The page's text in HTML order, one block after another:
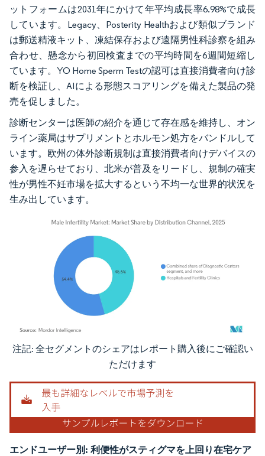
ットフォームは2031年にかけて年平均成長率6.98%で成長
しています。Legacy、Posterity Healthおよび類似ブランド
は郵送精液キット、凍結保存および遠隔男性科診察を組み
合わせ、懸念から初回検査までの平均時間を6週間短縮し
ています。YO Home Sperm Testの認可は直接消費者向け診
断を検証し、AIによる形態スコアリングを備えた製品の発
売を促しました。
診断センターは医師の紹介を通じて存在感を維持し、オン
ライン薬局はサプリメントとホルモン処方をバンドルして
います。欧州の体外診断規制は直接消費者向けデバイスの
参入を遅らせており、北米が普及をリードし、規制の確実
性が男性不妊市場を拡大するという不均一な世界的状況を
生み出しています。
画像 © Mordor Intelligence。再利用にはCC BY 4.0の表示が必要です。
注記: 全セグメントのシェアはレポート購入後にご確認い
ただけます
エンドユーザー別: 利便性がスティグマを上回り在宅ケア